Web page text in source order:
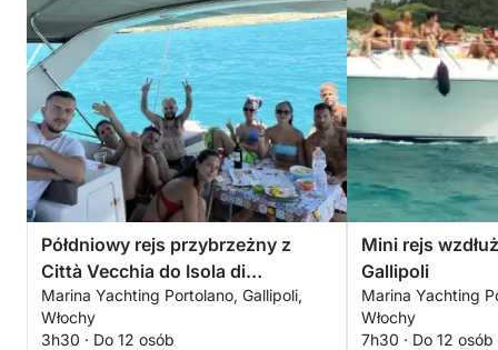
Półdniowy rejs przybrzeżny z
Città Vecchia do Isola di
Sant’Andrea — aperitif, pływanie i
żagle widokowe
Marina Yachting Portolano, Gallipoli,
Włochy
3h30 · Do 12 osób
Mini rejs
Gallipoli
Marina Yachting
Włochy
7h30 · Do 12 osób